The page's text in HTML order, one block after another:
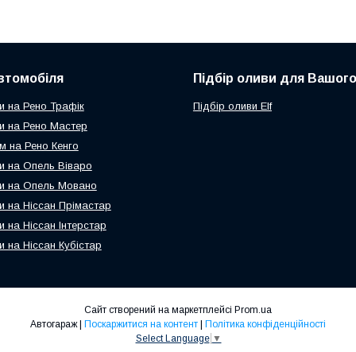
на Рено Трафік
на Рено Мастер
на Рено Кенго
на Опель Віваро
на Опель Мовано
на Ніссан Прімастар
на Ніссан Інтерстар
на Ніссан Кубістар
Підбір оливи для
Підбір оливи Elf
Сайт створений на маркетплейсі Prom.ua
Автогараж | Поскаржитися на контент | Політика конфіденційності
Select Language ▼